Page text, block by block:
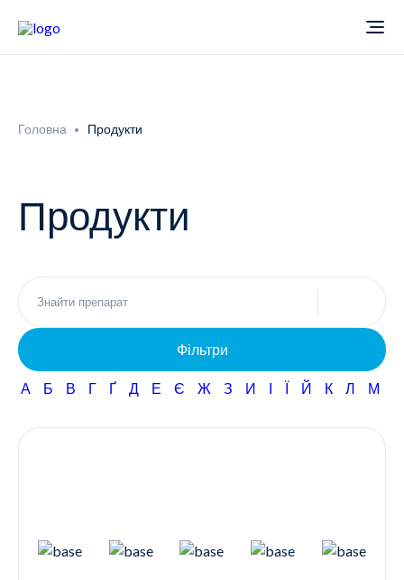
Новини
Неврологія
Фармаконагляд
Кар'єра
Головна Продукти
Продукти
Фільтри
А Б В Г Ґ Д Е Є Ж З И І Ї Й К Л М